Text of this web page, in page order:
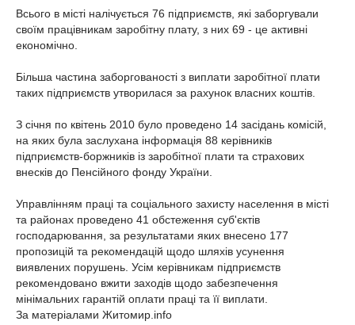
Всього в місті налічується 76 підприємств, які заборгували
своїм працівникам заробітну плату, з них 69 - це активні
економічно.
Більша частина заборгованості з виплати заробітної плати
таких підприємств утворилася за рахунок власних коштів.
З січня по квітень 2010 було проведено 14 засідань комісій,
на яких була заслухана інформація 88 керівників
підприємств-боржників із заробітної плати та страхових
внесків до Пенсійного фонду України.
Управлінням праці та соціального захисту населення в місті
та районах проведено 41 обстеження суб'єктів
господарювання, за результатами яких внесено 177
пропозицій та рекомендацій щодо шляхів усунення
виявлених порушень. Усім керівникам підприємств
рекомендовано вжити заходів щодо забезпечення
мінімальних гарантій оплати праці та її виплати.
За матеріалами Житомир.info